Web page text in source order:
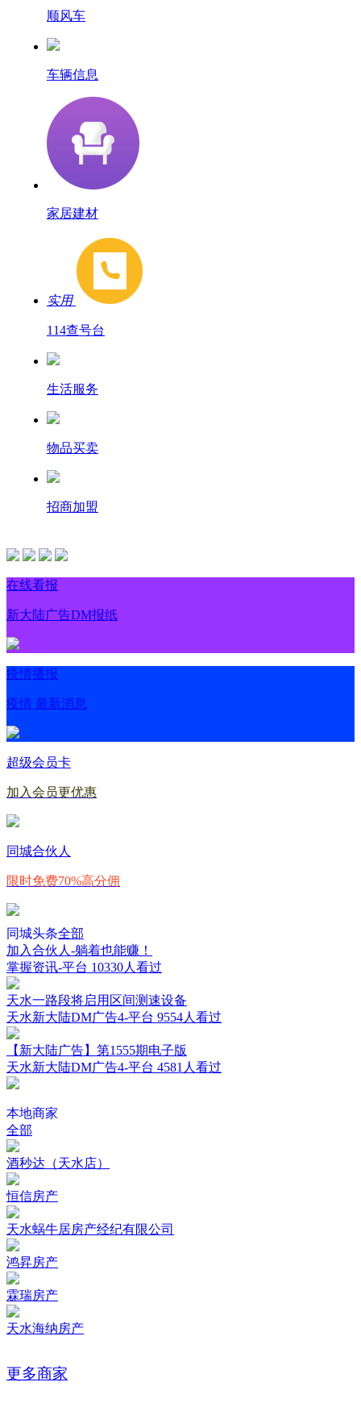
顺风车
车辆信息
家居建材
实用
114查号台
生活服务
物品买卖
招商加盟
在线看报
新大陆广告DM报纸
疫情播报
疫情 最新消息
超级会员卡
加入会员更优惠
同城合伙人
限时免费70%高分佣
同城头条全部
加入合伙人-躺着也能赚！
掌握资讯-平台 10330人看过
天水一路段将启用区间测速设备
天水新大陆DM广告4-平台 9554人看过
【新大陆广告】第1555期电子版
天水新大陆DM广告4-平台 4581人看过
本地商家
全部
酒秒达（天水店）
恒信房产
天水蜗牛居房产经纪有限公司
鸿昇房产
霖瑞房产
天水海纳房产
更多商家